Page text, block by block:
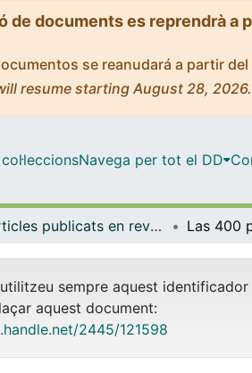
documents es reprendrà a
se reanudará a partir
resume starting August 28,
Navega per tot el DD
Articles publicats en revistes (Cognició, Desenvolupament i Psicologia de l'Educació)
sempre aquest
aquest document:
2445/121598